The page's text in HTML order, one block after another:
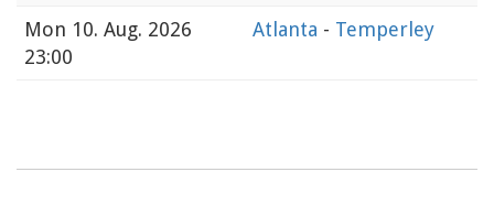
Mon 10. Aug. 2026
23:00
Atlanta - Temperley